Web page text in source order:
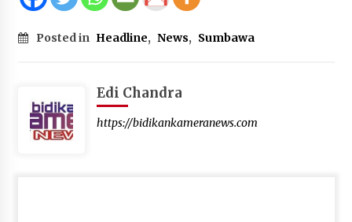
Posted in Headline, News, Sumbawa
Edi Chandra
https://bidikankameranews.com